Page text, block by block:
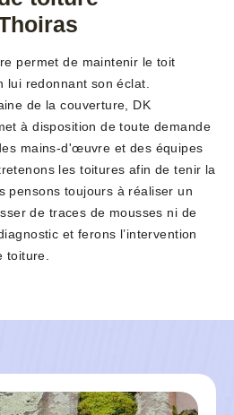
permet de maintenir le toit
lui redonnant son éclat.
de la couverture, DK
à disposition de toute demande
mains-d'œuvre et des équipes
les toitures afin de tenir la
pensons toujours à réaliser un
de traces de mousses ni de
et ferons l’intervention
toiture.